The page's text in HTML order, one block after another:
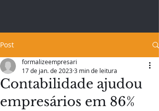
Post
Contabilidade ajudou
empresários em 86%
formalizeempresari
17 de jan. de 20233 min de leitura